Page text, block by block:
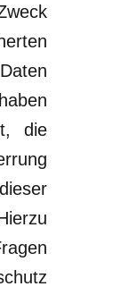
die